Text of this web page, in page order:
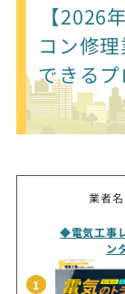
【2026
コン修
できる
業者名
1
◆電気工事
ン